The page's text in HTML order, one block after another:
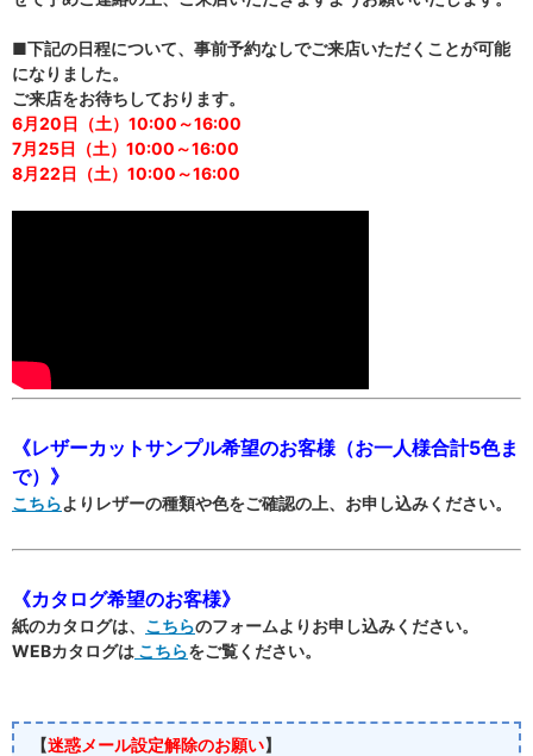
■下記の日程について、事前予約なしでご来店いただくことが可能
になりました。
ご来店をお待ちしております。
6月20日（土）10:00～16:00
7月25日（土）10:00～16:00
8月22日（土）10:00～16:00
《レザーカットサンプル希望のお客様（お一人様合計5色ま
で）》
こちらよりレザーの種類や色をご確認の上、お申し込みください。
《カタログ希望のお客様》
紙のカタログは、 こちらのフォームよりお申し込みください。
WEBカタログは こちらをご覧ください。
【迷惑メール設定解除のお願い】